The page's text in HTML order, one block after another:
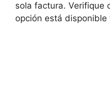
sola factura. Verifique
opción está